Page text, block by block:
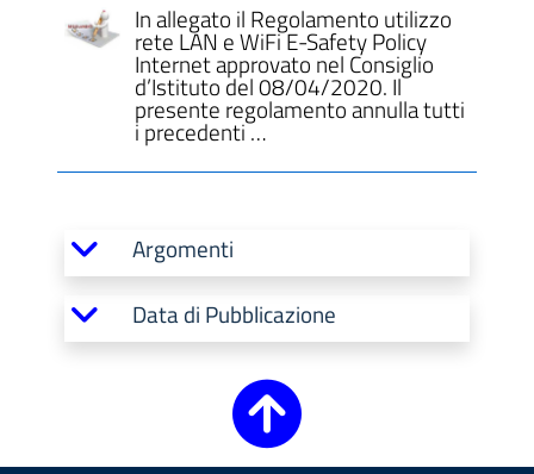
In allegato il Regolamento utilizzo
rete LAN e WiFi E-Safety Policy
Internet approvato nel Consiglio
d’Istituto del 08/04/2020. Il
presente regolamento annulla tutti
i precedenti …
Argomenti
Data di Pubblicazione